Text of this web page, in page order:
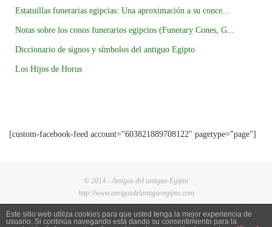
Estatuillas funerarias egipcias: Una aproximación a su conce...
Notas sobre los conos funerarios egipcios (Funerary Cones, G...
Diccionario de signos y símbolos del antiguo Egipto
Los Hijos de Horus
[custom-facebook-feed account="603821889708122" pagetype="page"]
© 2014 - Amigos del antiguo Egipto
http://www.amigosdelantiguoegipto.com
Este sitio web utiliza cookies para que usted tenga la mejor experiencia de
usuario. Si continúa navegando está dando su consentimiento para la